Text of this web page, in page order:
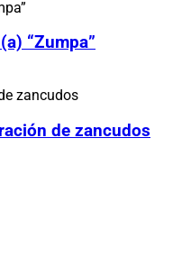
“Zumpa”
de zancudos